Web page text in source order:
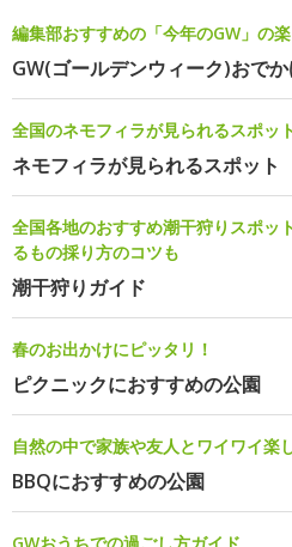
編集部おすすめの「今年のGW」の
GW(ゴールデンウィーク)おで
全国のネモフィラが見られるスポッ
ネモフィラが見られるスポット
全国各地のおすすめ潮干狩りスポッ
るもの採り方のコツも
潮干狩りガイド
春のお出かけにピッタリ！
ピクニックにおすすめの公園
自然の中で家族や友人とワイワイ楽
BBQにおすすめの公園